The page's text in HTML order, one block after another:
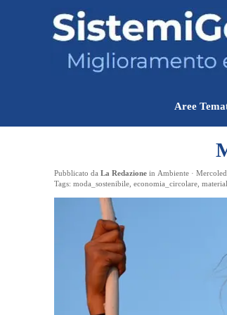
Aree
Pubblicato da La Redazione in Ambiente ·
Tags: moda_sostenibile economia_circolare